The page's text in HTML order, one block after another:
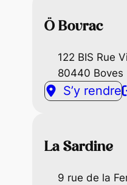
Ö Bovrac
122 BIS Rue
80440 Boves
S’y rendre
La Sardine
9 rue de la